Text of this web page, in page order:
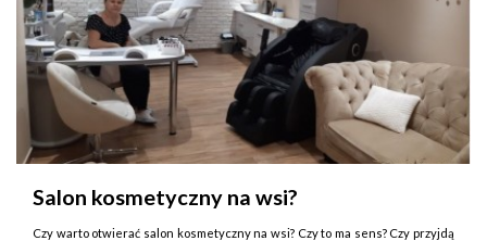
Salon kosmetyczny na wsi?
Czy warto otwierać salon kosmetyczny na wsi? Czy to ma sens? Czy przyjdą